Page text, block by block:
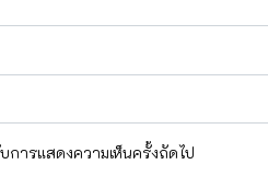
การแสดงความเห็นครั้งถัดไป